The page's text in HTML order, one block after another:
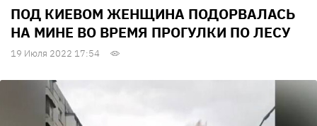
ПОД КИЕВОМ ЖЕНЩИНА ПОДОРВАЛАСЬ
НА МИНЕ ВО ВРЕМЯ ПРОГУЛКИ ПО ЛЕСУ
19 Июля 2022 17:54